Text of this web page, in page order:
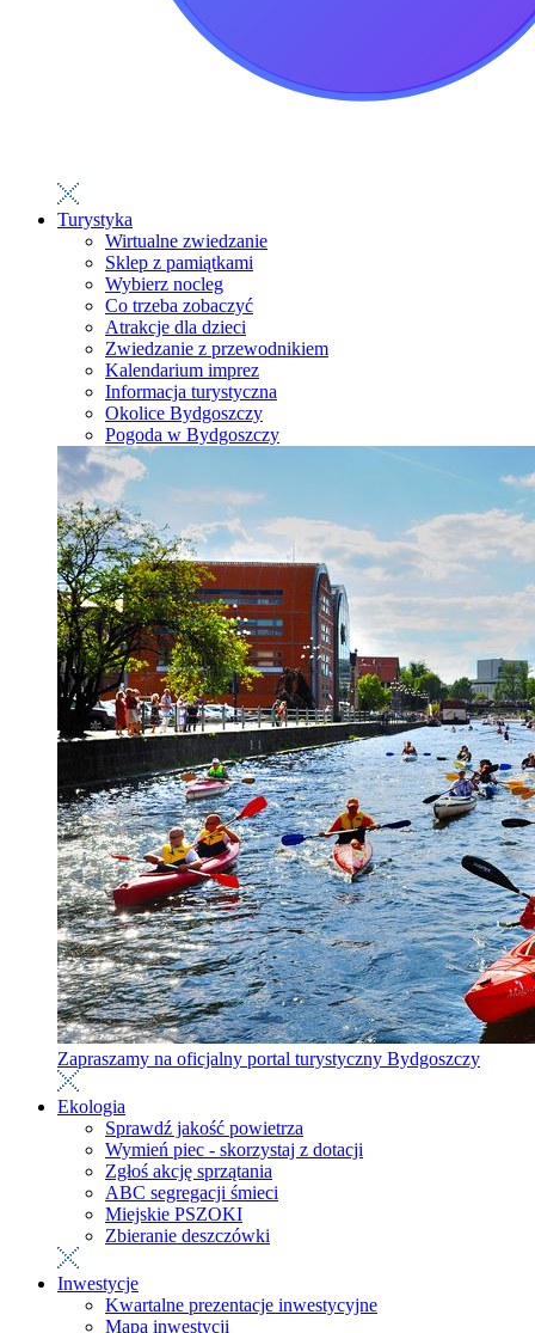
Turystyka
Wirtualne zwiedzanie
Sklep z pamiątkami
Wybierz nocleg
Co trzeba zobaczyć
Atrakcje dla dzieci
Zwiedzanie z przewodnikiem
Kalendarium imprez
Informacja turystyczna
Okolice Bydgoszczy
Pogoda w Bydgoszczy
Zapraszamy na oficjalny portal turystyczny Bydgoszczy
Ekologia
Sprawdź jakość powietrza
Wymień piec - skorzystaj z dotacji
Zgłoś akcję sprzątania
ABC segregacji śmieci
Miejskie PSZOKI
Zbieranie deszczówki
Inwestycje
Kwartalne prezentacje inwestycyjne
Mapa inwestycji